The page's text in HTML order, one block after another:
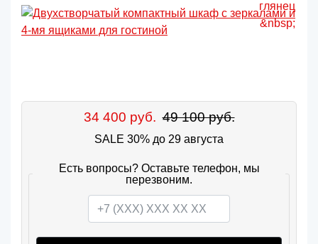
34 400 руб. 49 100 руб.
SALE 30% до 29 августа
Есть вопросы? Оставьте телефон, мы
перезвоним.